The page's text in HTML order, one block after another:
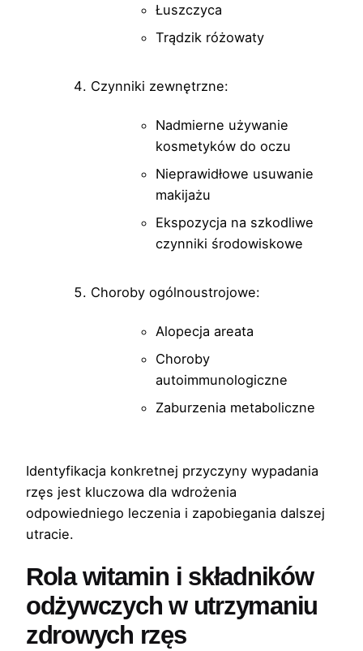
Łuszczyca
Trądzik różowaty
Czynniki zewnętrzne:
Nadmierne używanie
kosmetyków do oczu
Nieprawidłowe usuwanie
makijażu
Ekspozycja na szkodliwe
czynniki środowiskowe
Choroby ogólnoustrojowe:
Alopecja areata
Choroby
autoimmunologiczne
Zaburzenia metaboliczne
Identyfikacja konkretnej przyczyny wypadania
rzęs jest kluczowa dla wdrożenia
odpowiedniego leczenia i zapobiegania dalszej
utracie.
Rola witamin i składników
odżywczych w utrzymaniu
zdrowych rzęs